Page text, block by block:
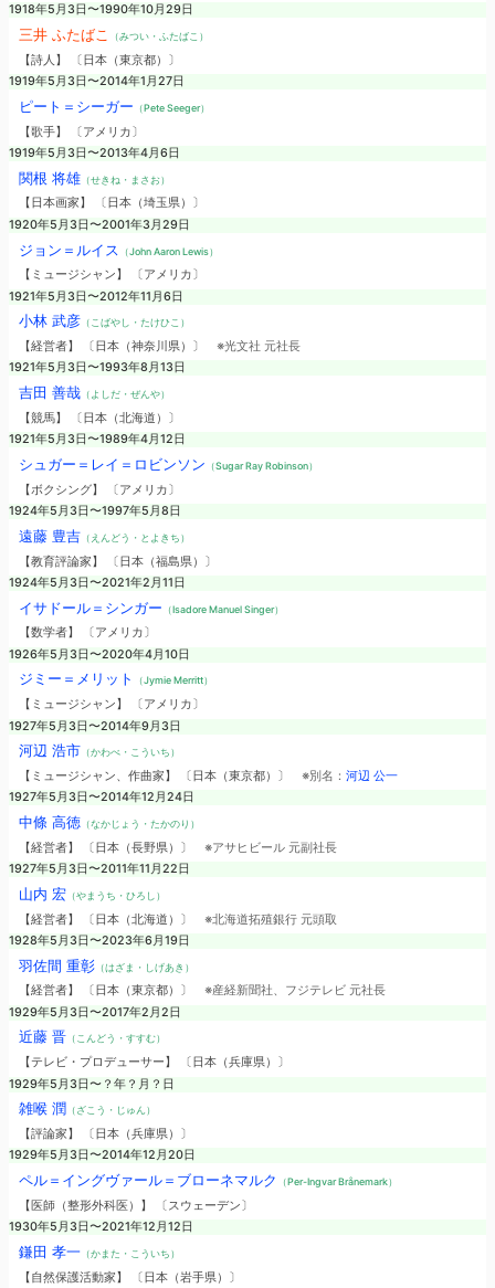
1918年5月3日〜1990年10月29日
三井 ふたばこ （みつい・ふたばこ）
【詩人】 〔日本（東京都）〕
1919年5月3日〜2014年1月27日
ピート＝シーガー （Pete Seeger）
【歌手】 〔アメリカ〕
1919年5月3日〜2013年4月6日
関根 将雄（せきね・まさお）
【日本画家】 〔日本（埼玉県）〕
1920年5月3日〜2001年3月29日
ジョン＝ルイス （John Aaron Lewis）
【ミュージシャン】 〔アメリカ〕
1921年5月3日〜2012年11月6日
小林 武彦（こばやし・たけひこ）
【経営者】 〔日本（神奈川県）〕 ※光文社 元社長
1921年5月3日〜1993年8月13日
吉田 善哉（よしだ・ぜんや）
【競馬】 〔日本（北海道）〕
1921年5月3日〜1989年4月12日
シュガー＝レイ＝ロビンソン （Sugar Ray Robinson）
【ボクシング】 〔アメリカ〕
1924年5月3日〜1997年5月8日
遠藤 豊吉（えんどう・とよきち）
【教育評論家】 〔日本（福島県）〕
1924年5月3日〜2021年2月11日
イサドール＝シンガー （Isadore Manuel Singer）
【数学者】 〔アメリカ〕
1926年5月3日〜2020年4月10日
ジミー＝メリット （Jymie Merritt）
【ミュージシャン】 〔アメリカ〕
1927年5月3日〜2014年9月3日
河辺 浩市 （かわべ・こういち）
【ミュージシャン、作曲家】 〔日本（東京都）〕 ※別名： 河辺 公一
1927年5月3日〜2014年12月24日
中條 高徳（なかじょう・たかのり）
【経営者】 〔日本（長野県）〕 ※アサヒビール 元副社長
1927年5月3日〜2011年11月22日
山内 宏（やまうち・ひろし）
【経営者】 〔日本（北海道）〕 ※北海道拓殖銀行 元頭取
1928年5月3日〜2023年6月19日
羽佐間 重彰（はざま・しげあき）
【経営者】 〔日本（東京都）〕 ※産経新聞社、フジテレビ 元社長
1929年5月3日〜2017年2月2日
近藤 晋（こんどう・すすむ）
【テレビ・プロデューサー】 〔日本（兵庫県）〕
1929年5月3日〜？年？月？日
雑喉 潤 （ざこう・じゅん）
【評論家】 〔日本（兵庫県）〕
1929年5月3日〜2014年12月20日
ペル＝イングヴァール＝ブローネマルク （Per-Ingvar Brånemark）
【医師（整形外科医）】 〔スウェーデン〕
1930年5月3日〜2021年12月12日
鎌田 孝一（かまた・こういち）
【自然保護活動家】 〔日本（岩手県）〕